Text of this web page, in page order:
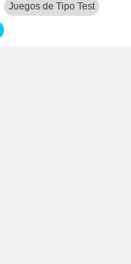
Juegos de Tipo Test